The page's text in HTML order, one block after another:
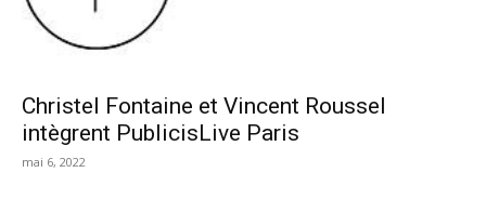
Christel Fontaine et Vincent Roussel
intègrent PublicisLive Paris
mai 6, 2022